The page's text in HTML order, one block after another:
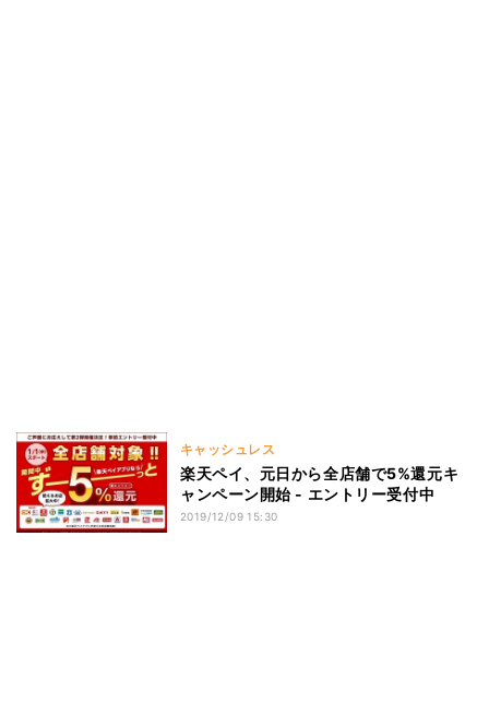
キャッシュレス
楽天ペイ、元日から全店舗で5%還元キ
ャンペーン開始 - エントリー受付中
2019/12/09 15:30